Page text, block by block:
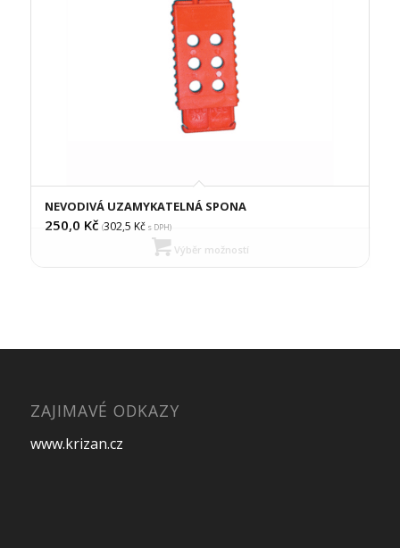
NEVODIVÁ UZAMYKATELNÁ SPONA
250,0 Kč (302,5 Kčs DPH)
Výběr možností
ZAJIMAVÉ ODKAZY
www.krizan.cz